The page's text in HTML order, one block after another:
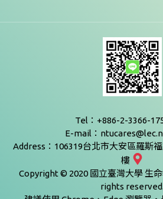
Tel：+886-2-3366-
E-mail：
Address：106319台北市大安區羅斯
樓
Copyright © 2020 國立臺灣大學 生
rights reserved.